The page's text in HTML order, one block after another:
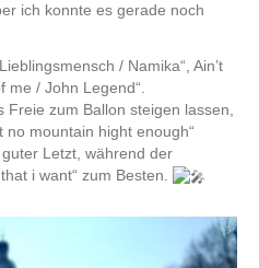
ich konnte es gerade noch
/ Namika“, Ain’t
me / John Legend“.
Freie zum Ballon steigen lassen,
no mountain hight enough“
Letzt, während der
i want“ zum Besten.